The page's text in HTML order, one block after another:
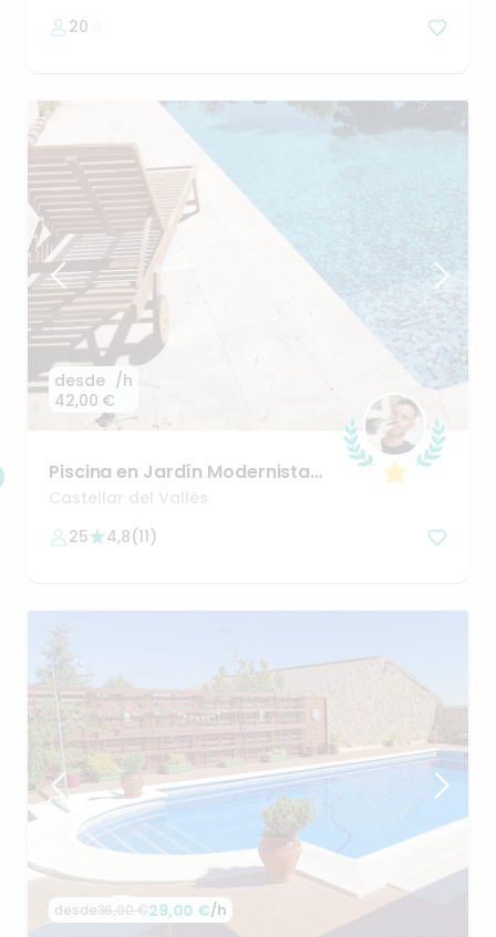
20
desde
42,00 €
/h
Piscina en Jardín Modernista
con sombra natural
Castellar del Vallès
25
4,8(11)
desde36,00 €29,00 €/h